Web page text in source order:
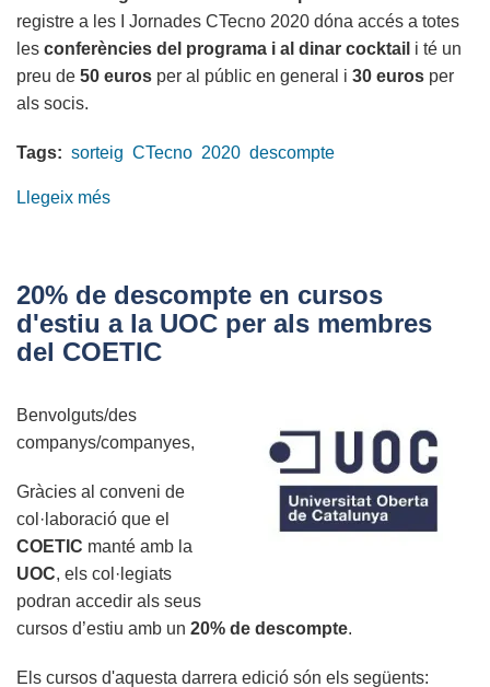
registre a les I Jornades CTecno 2020 dóna accés a totes
les conferències del programa i al dinar cocktail i té un
preu de 50 euros per al públic en general i 30 euros per
als socis.
Tags: sorteig CTecno 2020 descompte
Llegeix més
dos
descomptes
a
les
Jornades
CTECNO
2020!
20% de descompte en cursos
d'estiu a la UOC per als membres
del COETIC
Benvolguts/des
companys/companyes,
Gràcies al conveni de
col·laboració que el
COETIC manté amb la
UOC, els col·legiats
podran accedir als seus
cursos d’estiu amb un 20% de descompte.
Els cursos d'aquesta darrera edició són els següents: